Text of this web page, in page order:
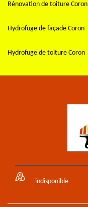
Rénovation de toiture Coron
Hydrofuge de façade Coron
Hydrofuge de toiture Coron
indisponible